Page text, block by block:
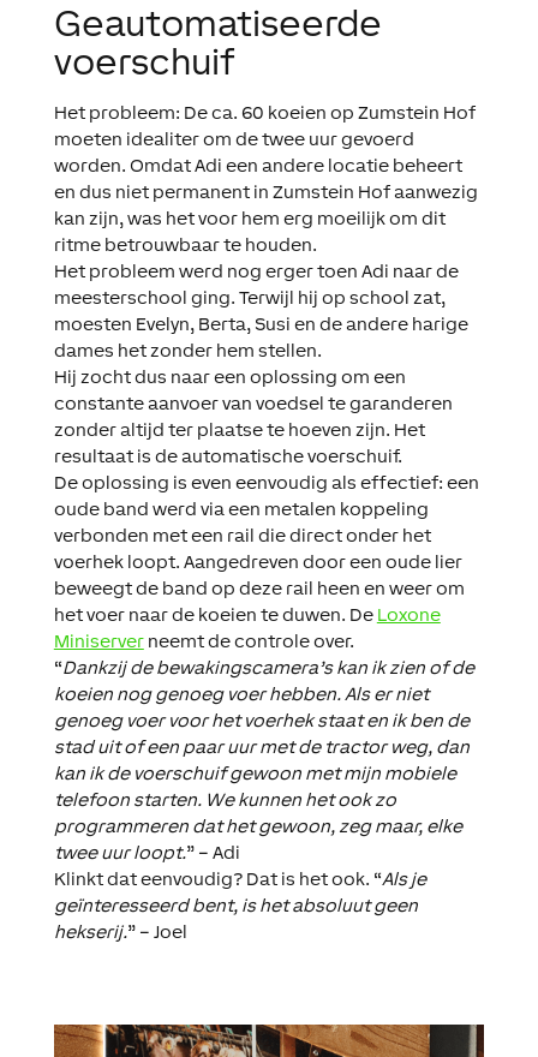
Geautomatiseerde
voerschuif
Het probleem: De ca. 60 koeien op Zumstein Hof
moeten idealiter om de twee uur gevoerd
worden. Omdat Adi een andere locatie beheert
en dus niet permanent in Zumstein Hof aanwezig
kan zijn, was het voor hem erg moeilijk om dit
ritme betrouwbaar te houden.
Het probleem werd nog erger toen Adi naar de
meesterschool ging. Terwijl hij op school zat,
moesten Evelyn, Berta, Susi en de andere harige
dames het zonder hem stellen.
Hij zocht dus naar een oplossing om een
constante aanvoer van voedsel te garanderen
zonder altijd ter plaatse te hoeven zijn. Het
resultaat is de automatische voerschuif.
De oplossing is even eenvoudig als effectief: een
oude band werd via een metalen koppeling
verbonden met een rail die direct onder het
voerhek loopt. Aangedreven door een oude lier
beweegt de band op deze rail heen en weer om
het voer naar de koeien te duwen. De Loxone
Miniserverneemt de controle over.
“Dankzij de bewakingscamera’s kan ik zien of de
koeien nog genoeg voer hebben. Als er niet
genoeg voer voor het voerhek staat en ik ben de
stad uit of een paar uur met de tractor weg, dan
kan ik de voerschuif gewoon met mijn mobiele
telefoon starten. We kunnen het ook zo
programmeren dat het gewoon, zeg maar, elke
twee uur loopt.” – Adi
Klinkt dat eenvoudig? Dat is het ook. “Als je
geïnteresseerd bent, is het absoluut geen
hekserij.” – Joel